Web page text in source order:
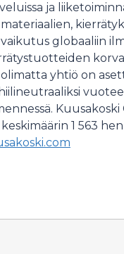
ja
globaaliin
yhtiö on
Kuusakoski
1 563